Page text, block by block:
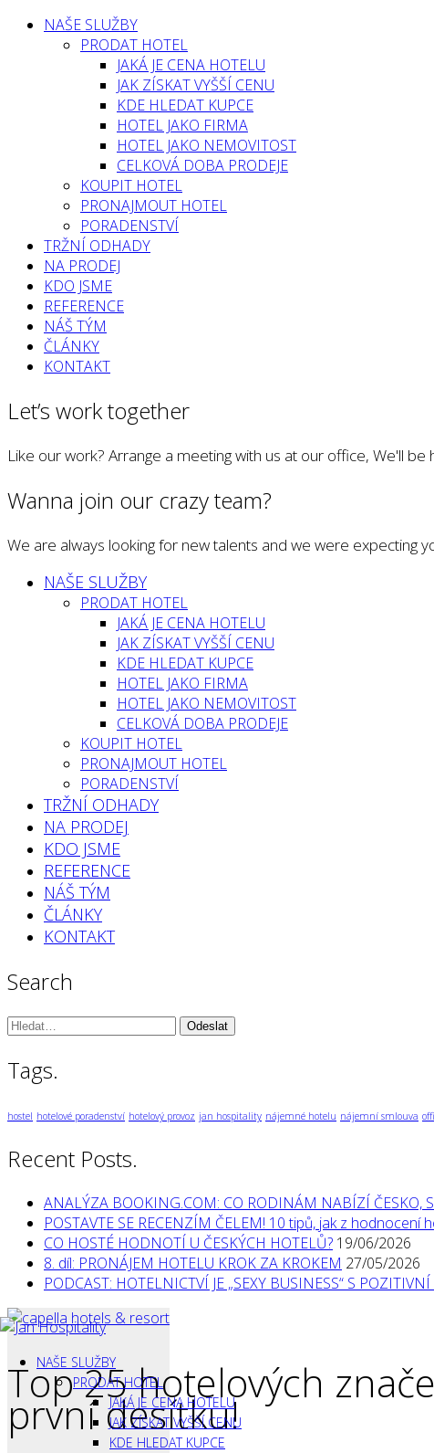
NAŠE SLUŽBY
PRODAT HOTEL
JAKÁ JE CENA HOTELU
JAK ZÍSKAT VYŠŠÍ CENU
KDE HLEDAT KUPCE
HOTEL JAKO FIRMA
HOTEL JAKO NEMOVITOST
CELKOVÁ DOBA PRODEJE
KOUPIT HOTEL
PRONAJMOUT HOTEL
PORADENSTVÍ
TRŽNÍ ODHADY
NA PRODEJ
KDO JSME
REFERENCE
NÁŠ TÝM
ČLÁNKY
KONTAKT
Let’s work together
Like our work? Arrange a meeting with us at our office, We'll be
Wanna join our crazy team?
We are always looking for new talents and we were expecting
NAŠE SLUŽBY
PRODAT HOTEL
JAKÁ JE CENA HOTELU
JAK ZÍSKAT VYŠŠÍ CENU
KDE HLEDAT KUPCE
HOTEL JAKO FIRMA
HOTEL JAKO NEMOVITOST
CELKOVÁ DOBA PRODEJE
KOUPIT HOTEL
PRONAJMOUT HOTEL
PORADENSTVÍ
TRŽNÍ ODHADY
NA PRODEJ
KDO JSME
REFERENCE
NÁŠ TÝM
ČLÁNKY
KONTAKT
Search
Vyhledávání:
Tags.
hostel hotelové poradenství hotelový provoz jan hospitality nájemné hotelu nájemní smlouva
Recent Posts.
ANALÝZA BOOKING.COM: CO RODINÁM NABÍZÍ ČESKO,
POSTAVTE SE RECENZÍM ČELEM! 10 tipů, jak z hodnocení
CO HOSTÉ HODNOTÍ U ČESKÝCH HOTELŮ? 19/06/2026
8. díl: PRONÁJEM HOTELU KROK ZA KROKEM 27/05/2026
PODCAST: HOTELNICTVÍ JE „SEXY BUSINESS“ S
NAŠE SLUŽBY
PRODAT HOTEL
JAKÁ JE CENA HOTELU
JAK ZÍSKAT VYŠŠÍ CENU
KDE HLEDAT KUPCE
Top 25 hotelových
první desítku!